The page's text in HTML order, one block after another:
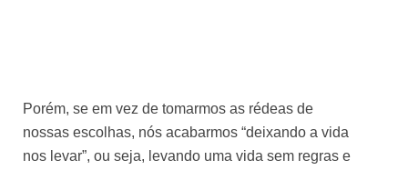
Porém, se em vez de tomarmos as rédeas de
nossas escolhas, nós acabarmos “deixando a vida
nos levar”, ou seja, levando uma vida sem regras e